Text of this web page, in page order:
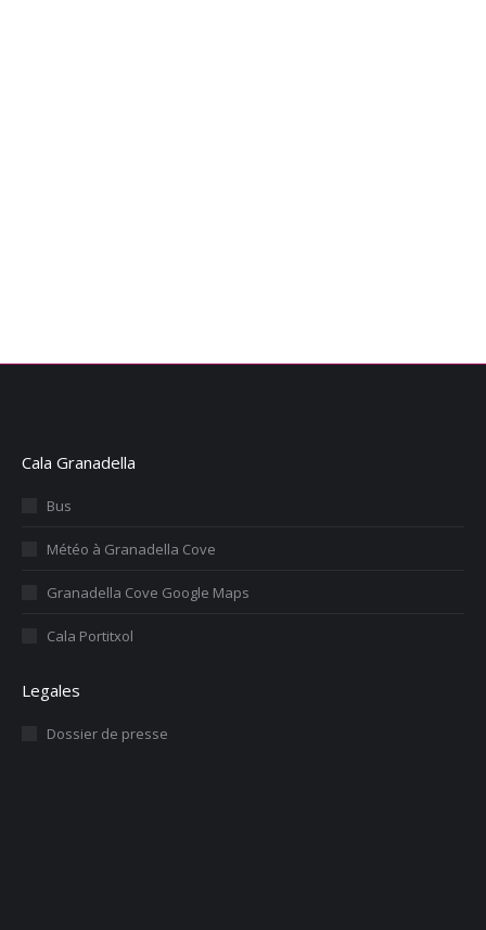
Cala Granadella
Bus
Météo à Granadella Cove
Granadella Cove Google Maps
Cala Portitxol
Legales
Dossier de presse